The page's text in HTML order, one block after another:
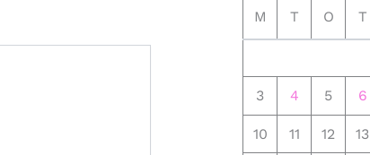
M T O T
3 4 5 6
10 11 12 13